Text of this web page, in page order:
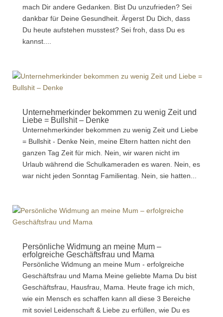
mach Dir andere Gedanken. Bist Du unzufrieden? Sei
dankbar für Deine Gesundheit. Ärgerst Du Dich, dass
Du heute aufstehen musstest? Sei froh, dass Du es
kannst....
Unternehmerkinder bekommen zu wenig Zeit und
Liebe = Bullshit – Denke
Unternehmerkinder bekommen zu wenig Zeit und Liebe
= Bullshit - Denke Nein, meine Eltern hatten nicht den
ganzen Tag Zeit für mich. Nein, wir waren nicht im
Urlaub während die Schulkameraden es waren. Nein, es
war nicht jeden Sonntag Familientag. Nein, sie hatten...
Persönliche Widmung an meine Mum –
erfolgreiche Geschäftsfrau und Mama
Persönliche Widmung an meine Mum - erfolgreiche
Geschäftsfrau und Mama Meine geliebte Mama Du bist
Geschäftsfrau, Hausfrau, Mama. Heute frage ich mich,
wie ein Mensch es schaffen kann all diese 3 Bereiche
mit soviel Leidenschaft & Liebe zu erfüllen, wie Du es